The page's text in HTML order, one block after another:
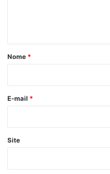
r
*
Nome *
E-mail *
Site